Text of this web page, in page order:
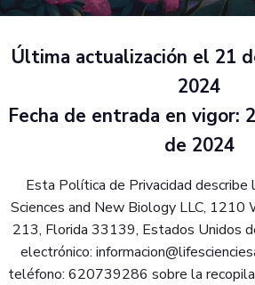
Última actualización el 21
2024
Fecha de entrada en vigor:
de 2024
Esta Política de Privacidad
Sciences and New Biology LLC, 1210
213, Florida 33139, Estados Unidos
electrónico:
teléfono: 620739286 sobre la